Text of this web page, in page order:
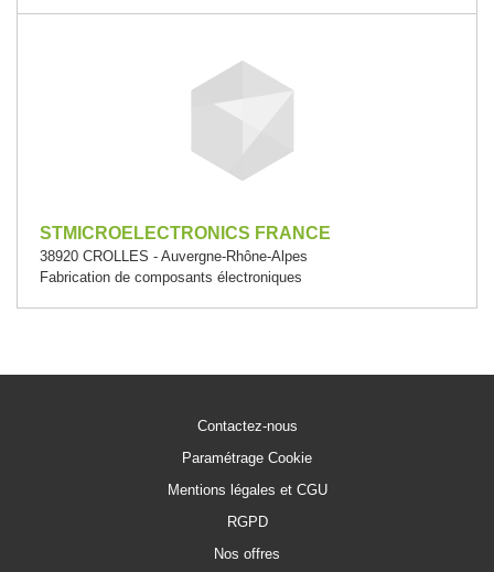
STMICROELECTRONICS FRANCE
38920 CROLLES - Auvergne-Rhône-Alpes
Fabrication de composants électroniques
Contactez-nous
Paramétrage Cookie
Mentions légales et CGU
RGPD
Nos offres